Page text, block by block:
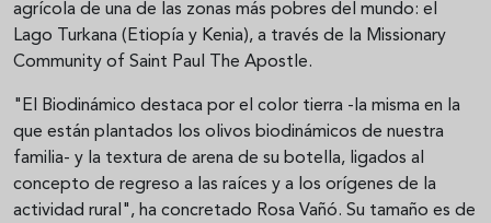
agrícola de una de las zonas más pobres del mundo: el
Lago Turkana (Etiopía y Kenia), a través de la Missionary
Community of Saint Paul The Apostle.
"El Biodinámico destaca por el color tierra -la misma en la
que están plantados los olivos biodinámicos de nuestra
familia- y la textura de arena de su botella, ligados al
concepto de regreso a las raíces y a los orígenes de la
actividad rural", ha concretado Rosa Vañó. Su tamaño es de